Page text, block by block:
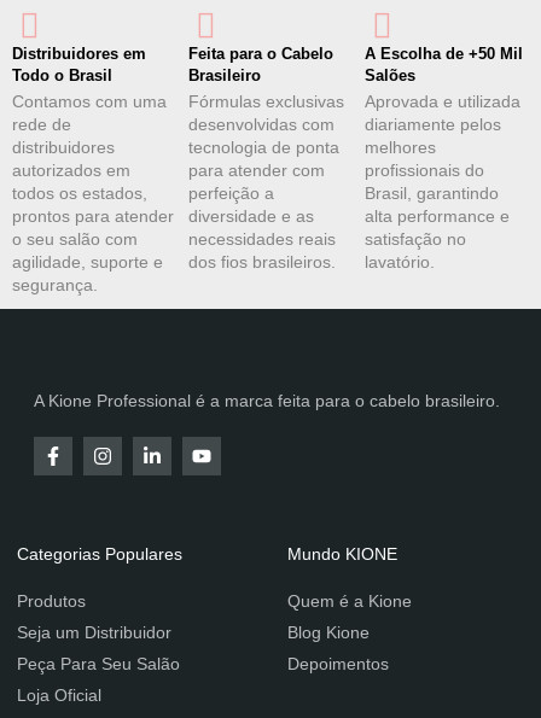
Distribuidores em
Todo o Brasil
Contamos com uma
rede de
distribuidores
autorizados em
todos os estados,
prontos para atender
o seu salão com
agilidade, suporte e
segurança.
Feita para o Cabelo
Brasileiro
Fórmulas exclusivas
desenvolvidas com
tecnologia de ponta
para atender com
perfeição a
diversidade e as
necessidades reais
dos fios brasileiros.
A Escolha de +50 Mil
Salões
Aprovada e utilizada
diariamente pelos
melhores
profissionais do
Brasil, garantindo
alta performance e
satisfação no
lavatório.
A Kione Professional é a marca feita para o cabelo brasileiro.
Categorias Populares
Produtos
Seja um Distribuidor
Peça Para Seu Salão
Loja Oficial
Mundo KIONE
Quem é a Kione
Blog Kione
Depoimentos